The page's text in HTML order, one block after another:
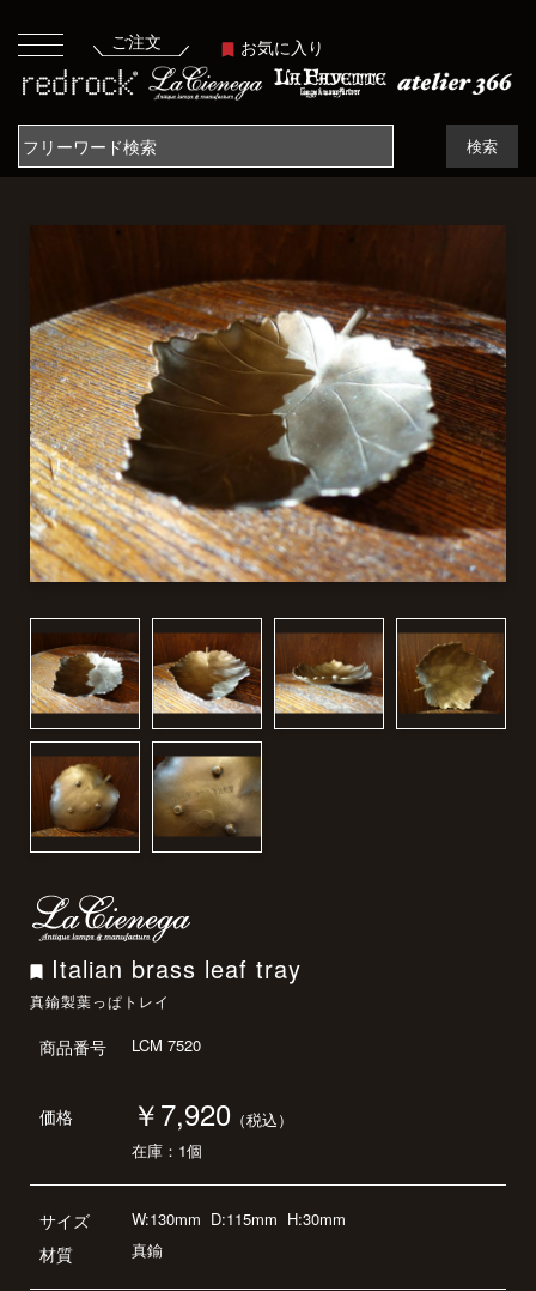
ご注文 お気に入り
検索
Italian brass leaf tray
真鍮製葉っぱトレイ
商品番号 LCM 7520
価格 ￥7,920 （税込）
在庫：1個
サイズ
材質
W:130mm D:115mm H:30mm
真鍮